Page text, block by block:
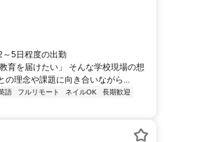
5日程度の出勤
育を届けたい」 そんな学校現場の想
の理念や課題に向き合いながら...
語 フルリモート ネイルOK
長期歓迎